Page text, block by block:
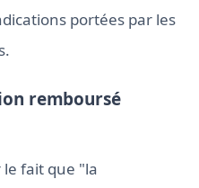
portées par les
remboursé
le fait que "la